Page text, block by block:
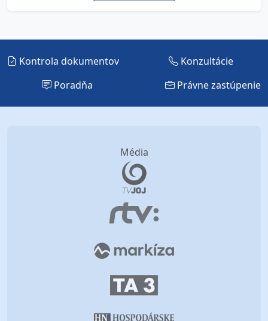
Kontrola dokumentov
Konzultácie
Poradňa
Právne zastúpenie
Média